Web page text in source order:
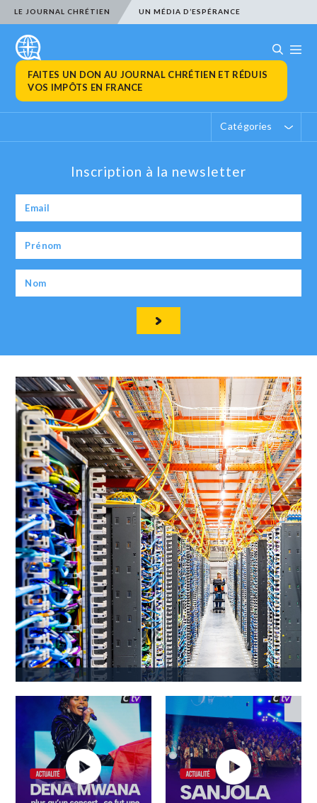
LE JOURNAL CHRÉTIEN UN MÉDIA D’ESPÉRANCE
FAITES UN DON AU JOURNAL CHRÉTIEN ET RÉDUIS
VOS IMPÔTS EN FRANCE
Catégories
Inscription à la newsletter